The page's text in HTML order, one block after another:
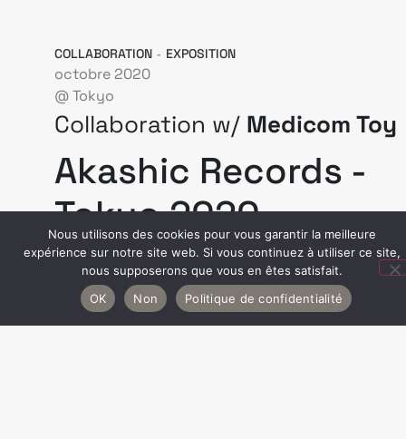
COLLABORATION - EXPOSITION
octobre 2020
@ Tokyo
Collaboration w/ Medicom Toy
Akashic Records -
Tokyo 2020
Du 16 octobre au 3 novembre 2020
Shibuya Parco Pop by Jun à Tokyo
Nous utilisons des cookies pour vous garantir la meilleure
expérience sur notre site web. Si vous continuez à utiliser ce site,
nous supposerons que vous en êtes satisfait.
OK
Non Politique de confidentialité